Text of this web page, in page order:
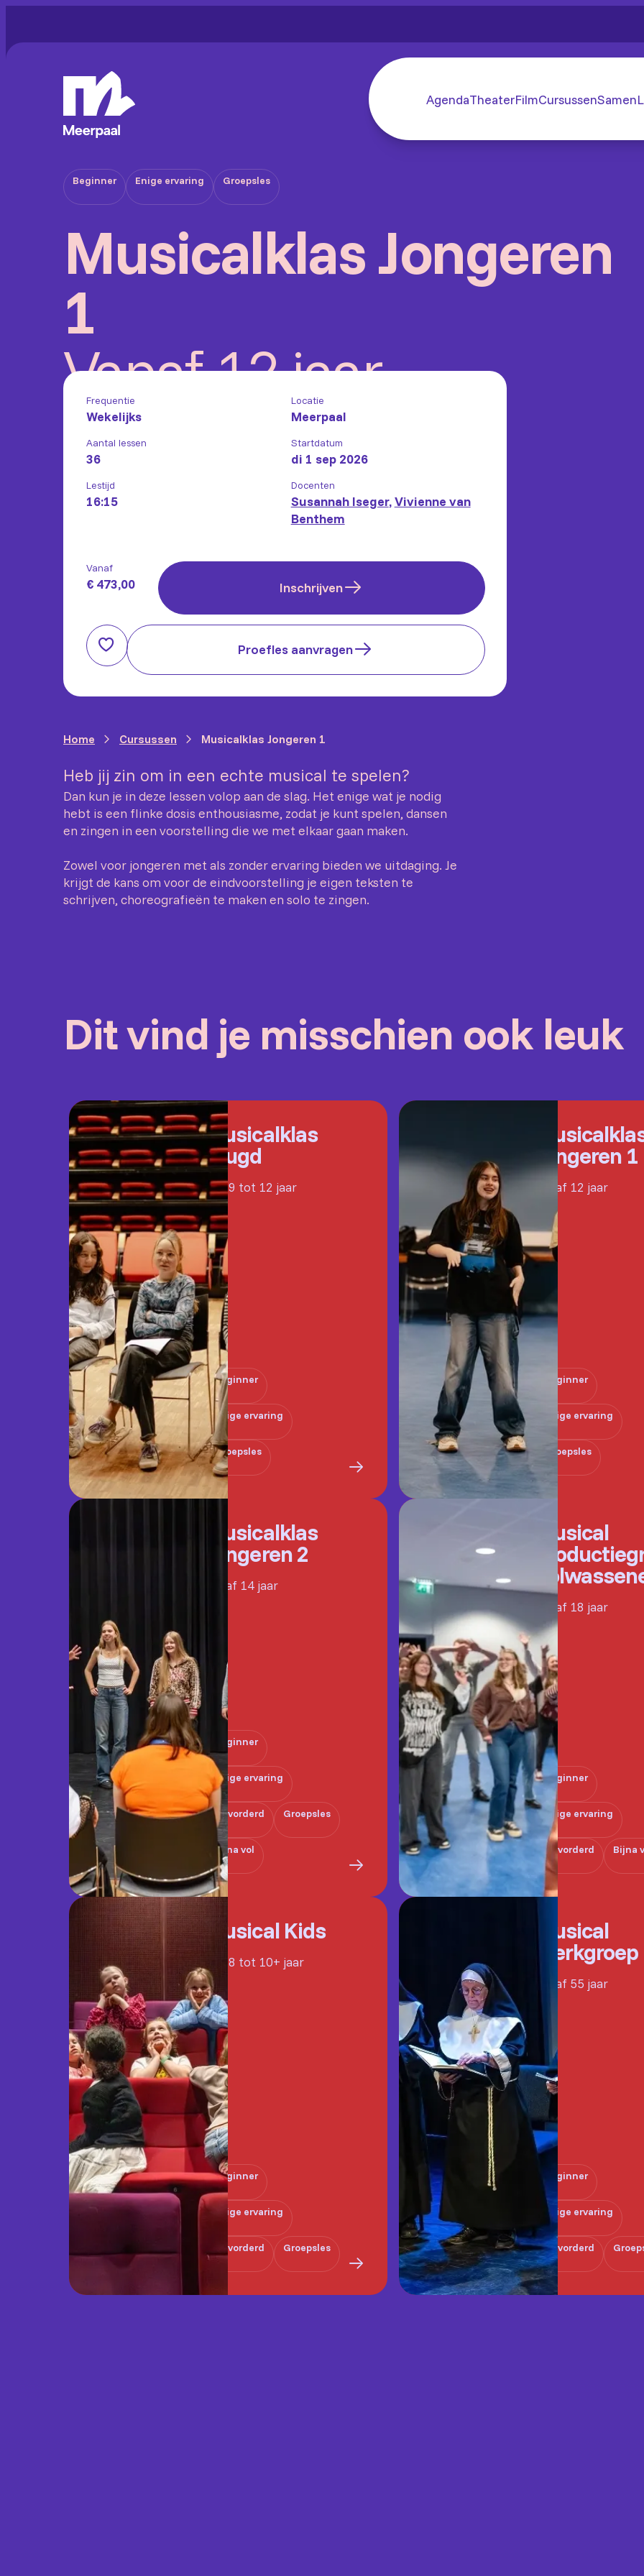
AgendaTheaterFilmCursussen
Beginner Enige ervaring Groepsles
Musicalklas Jongeren
1
Vanaf 12 jaar
Frequentie
Wekelijks
Locatie
Meerpaal
Aantal lessen
36
Startdatum
di 1 sep 2026
Lestijd
16:15
Docenten
Susannah Iseger,Vivienne van
Benthem
Vanaf
€ 473,00 Inschrijven
Proefles aanvragen
Home Cursussen Musicalklas Jongeren 1
Heb jij zin om in een echte musical te spelen?
Dan kun je in deze lessen volop aan de slag. Het enige wat je nodig
hebt is een flinke dosis enthousiasme, zodat je kunt spelen, dansen
en zingen in een voorstelling die we met elkaar gaan maken.
Zowel voor jongeren met als zonder ervaring bieden we uitdaging. Je
krijgt de kans om voor de eindvoorstelling je eigen teksten te
schrijven, choreografieën te maken en solo te zingen.
Dit vind je misschien ook leuk
Musicalklas
Jeugd
Van 9 tot 12 jaar
Beginner
Enige ervaring
Groepsles
Jongeren 1
Vanaf 12 jaar
Beginner
Enige ervaring
Groepsles
Musicalklas
Jongeren 2
Vanaf 14 jaar
Beginner
Enige ervaring
Gevorderd Groepsles
Bijna vol
Musical
Vanaf 18 jaar
Beginner
Enige ervaring
Gevorderd Bijna
Musical Kids
Van 8 tot 10+ jaar
Beginner
Enige ervaring
Gevorderd Groepsles
Musical
Werkgroep
Vanaf 55 jaar
Beginner
Enige ervaring
Gevorderd